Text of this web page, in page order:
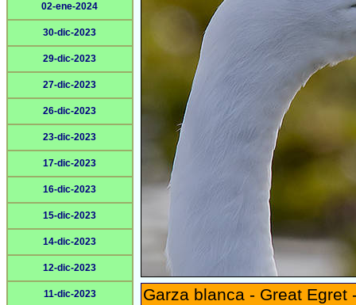
02-ene-2024
30-dic-2023
29-dic-2023
27-dic-2023
26-dic-2023
23-dic-2023
17-dic-2023
16-dic-2023
15-dic-2023
14-dic-2023
12-dic-2023
11-dic-2023 Garza blanca - Great Egret